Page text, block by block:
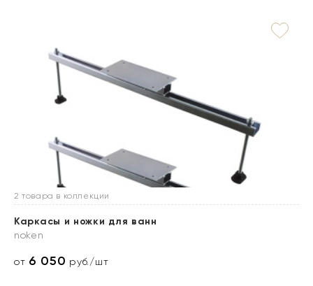
2 товара в коллекции
Каркасы и ножки для ванн
noken
от 6 050 руб./шт